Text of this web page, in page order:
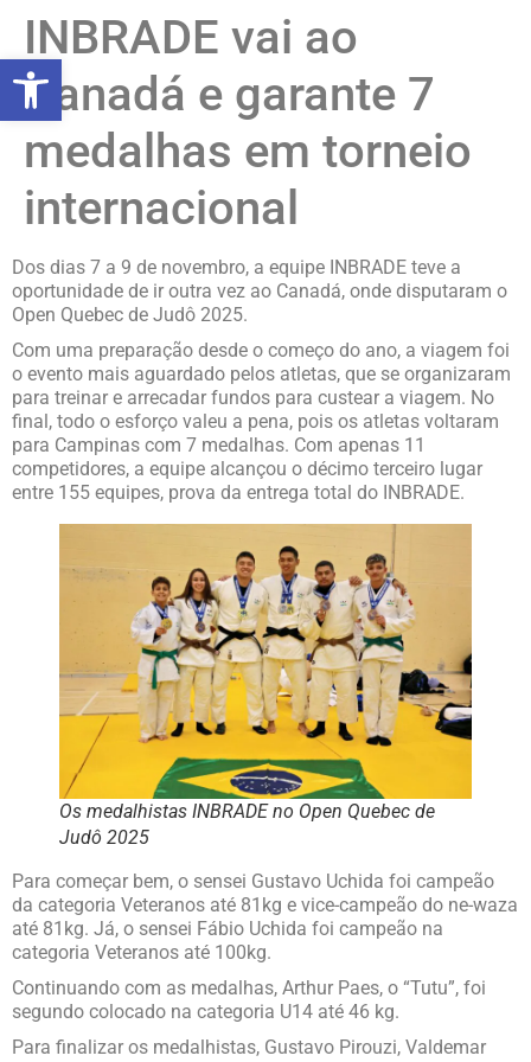
abrir a barra de ferramentas
INBRADE vai ao
Canadá e garante 7
medalhas em torneio
internacional
Dos dias 7 a 9 de novembro, a equipe INBRADE teve a
oportunidade de ir outra vez ao Canadá, onde disputaram o
Open Quebec de Judô 2025.
Com uma preparação desde o começo do ano, a viagem foi
o evento mais aguardado pelos atletas, que se organizaram
para treinar e arrecadar fundos para custear a viagem. No
final, todo o esforço valeu a pena, pois os atletas voltaram
para Campinas com 7 medalhas. Com apenas 11
competidores, a equipe alcançou o décimo terceiro lugar
entre 155 equipes, prova da entrega total do INBRADE.
Os medalhistas INBRADE no Open Quebec de
Judô 2025
Para começar bem, o sensei Gustavo Uchida foi campeão
da categoria Veteranos até 81kg e vice-campeão do ne-waza
até 81kg. Já, o sensei Fábio Uchida foi campeão na
categoria Veteranos até 100kg.
Continuando com as medalhas, Arthur Paes, o “Tutu”, foi
segundo colocado na categoria U14 até 46 kg.
Para finalizar os medalhistas, Gustavo Pirouzi, Valdemar